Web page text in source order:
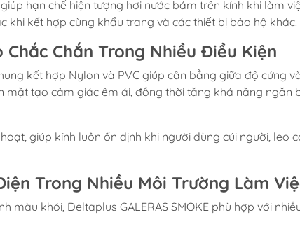
hạn chế hiện tượng hơi nước bám trên kính khi làm
khi kết hợp cùng khẩu trang và các thiết bị bảo hộ khác.
Chắn Trong Nhiều Điều Kiện
kết hợp Nylon và PVC giúp cân bằng giữa độ cứng
mặt tạo cảm giác êm ái, đồng thời tăng khả năng ngăn
giúp kính luôn ổn định khi người dùng cúi người, leo
Trong Nhiều Môi Trường Làm
màu khói, Deltaplus GALERAS SMOKE phù hợp với